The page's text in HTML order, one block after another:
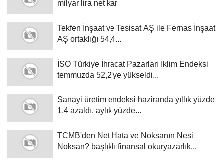
milyar lira net kar
Tekfen İnşaat ve Tesisat AŞ ile Fernas İnşaat
AŞ ortaklığı 54,4...
İSO Türkiye İhracat Pazarları İklim Endeksi
temmuzda 52,2'ye yükseldi...
Sanayi üretim endeksi haziranda yıllık yüzde
1,4 azaldı, aylık yüzde...
TCMB'den Net Hata ve Noksanın Nesi
Noksan? başlıklı finansal okuryazarlık...